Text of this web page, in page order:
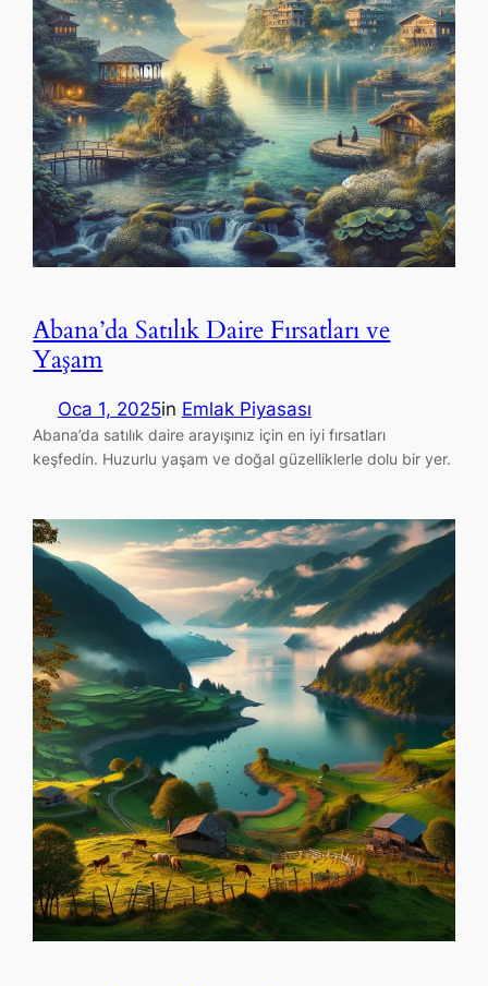
Abana’da Satılık Daire Fırsatları ve
Yaşam
Oca 1, 2025in Emlak Piyasası
Abana’da satılık daire arayışınız için en iyi fırsatları
keşfedin. Huzurlu yaşam ve doğal güzelliklerle dolu bir yer.